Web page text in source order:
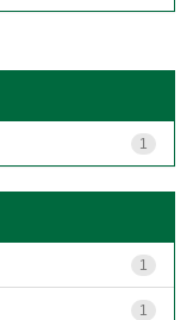
1
1
1